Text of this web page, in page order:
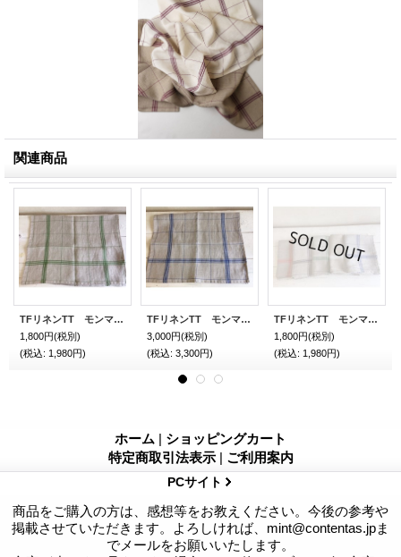
関連商品
TFリネンTT モンマルトル Nカーキ40％オフ
1,800円(税別)
(税込: 1,980円)
TFリネンTT モンマルトル Nブルー
3,000円(税別)
(税込: 3,300円)
TFリネンTT モンマルトル Nホワイト40％オフ
1,800円(税別)
(税込: 1,980円)
ホーム | ショッピングカート
特定商取引法表示 | ご利用案内
PCサイト
商品をご購入の方は、感想等をお教えください。今後の参考や
掲載させていただきます。よろしければ、mint@contentas.jpま
でメールをお願いいたします。